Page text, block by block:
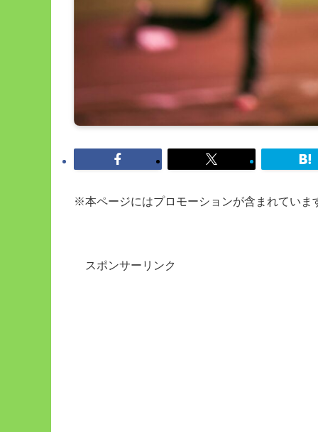
※本ページにはプロモーションが含まれていま
スポンサーリンク